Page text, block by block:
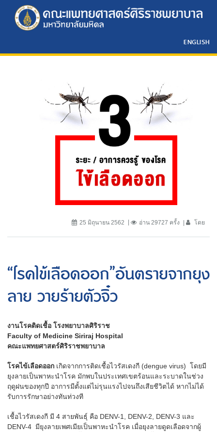
ENGLISH
25 มิถุนายน 2562 อ่าน 29727 ครั้ง โดย
“โรคไข้เลือดออก”อันตรายจากยุง
ลาย วายร้ายตัวจิ๋ว
งานโรคติดเชื้อ โรงพยาบาลศิริราช
Faculty of Medicine Siriraj Hospital
คณะแพทยศาสตร์ศิริราชพยาบาล
โรคไข้เลือดออก เกิดจากการติดเชื้อไวรัสเดงกี (dengue virus) โดยมี
ยุงลายเป็นพาหะนำโรค มักพบในประเทศเขตร้อนและระบาดในช่วง
ฤดูฝนของทุกปี อาการมีตั้งแต่ไม่รุนแรงไปจนถึงเสียชีวิตได้ หากไม่ได้
รับการรักษาอย่างทันท่วงที
เชื้อไวรัสเดงกี มี 4 สายพันธุ์ คือ DENV-1, DENV-2, DENV-3 และ
DENV-4 มียุงลายเพศเมียเป็นพาหะนำโรค เมื่อยุงลายดูดเลือดจากผู้